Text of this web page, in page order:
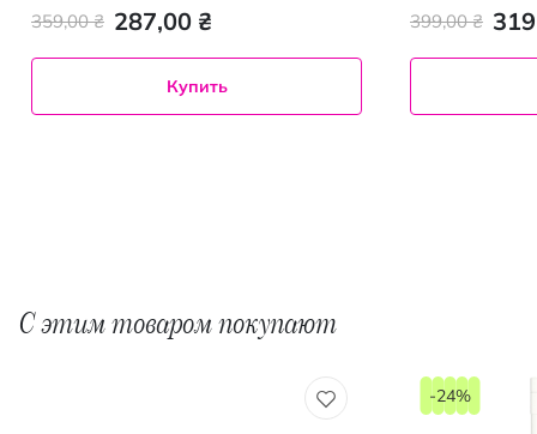
287,00 ₴
359,00 ₴
Купить
399,00 ₴
С этим товаром покупают
-24%